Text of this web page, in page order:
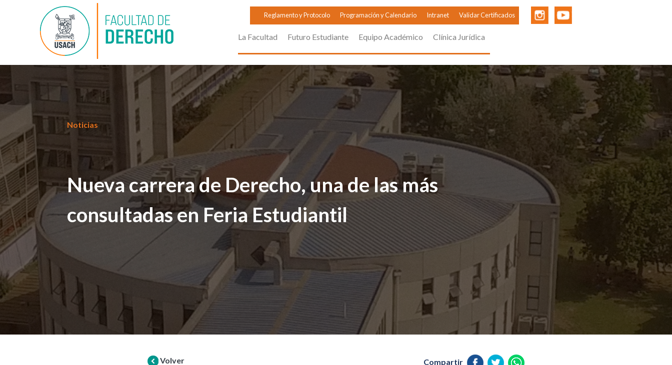
Reglamento y Protocolo Programación y Calendario Intranet Validar Certificados
La Facultad Futuro Estudiante Equipo Académico Clínica Jurídica
Noticias
Nueva carrera de Derecho, una de las más
consultadas en Feria Estudiantil
Volver Compartir